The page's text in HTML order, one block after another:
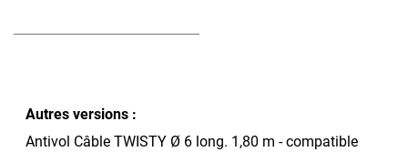
Autres versions :
Antivol Câble TWISTY Ø 6 long. 1,80 m - compatible